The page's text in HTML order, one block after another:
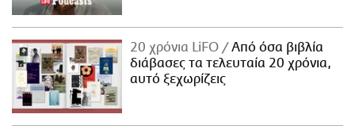
20 χρόνια LiFO
Από όσα βιβλία
διάβασες τα τελευταία 20 χρόνια,
αυτό ξεχωρίζεις